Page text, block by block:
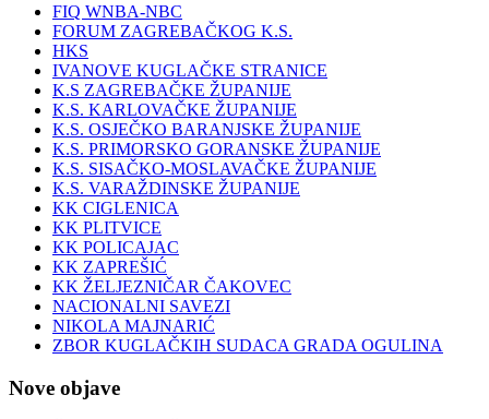
FIQ WNBA-NBC
FORUM ZAGREBAČKOG K.S.
HKS
IVANOVE KUGLAČKE STRANICE
K.S ZAGREBAČKE ŽUPANIJE
K.S. KARLOVAČKE ŽUPANIJE
K.S. OSJEČKO BARANJSKE ŽUPANIJE
K.S. PRIMORSKO GORANSKE ŽUPANIJE
K.S. SISAČKO-MOSLAVAČKE ŽUPANIJE
K.S. VARAŽDINSKE ŽUPANIJE
KK CIGLENICA
KK PLITVICE
KK POLICAJAC
KK ZAPREŠIĆ
KK ŽELJEZNIČAR ČAKOVEC
NACIONALNI SAVEZI
NIKOLA MAJNARIĆ
ZBOR KUGLAČKIH SUDACA GRADA OGULINA
Nove objave